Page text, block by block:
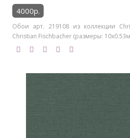
4000р.
Обои арт. 219108 из коллекции
Christian Fischbacher (размеры: